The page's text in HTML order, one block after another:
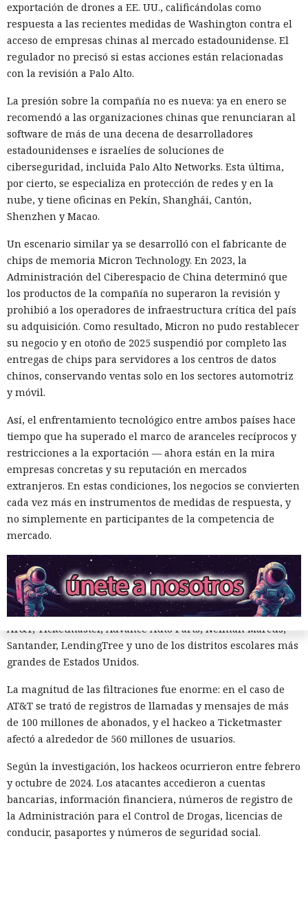
exportación de drones a EE. UU., calificándolas como
respuesta a las recientes medidas de Washington contra el
acceso de empresas chinas al mercado estadounidense. El
regulador no precisó si estas acciones están relacionadas
con la revisión a Palo Alto.
La presión sobre la compañía no es nueva: ya en enero se
recomendó a las organizaciones chinas que renunciaran al
software de más de una decena de desarrolladores
estadounidenses e israelíes de soluciones de
ciberseguridad, incluida Palo Alto Networks. Esta última,
por cierto, se especializa en protección de redes y en la
nube, y tiene oficinas en Pekín, Shanghái, Cantón,
Shenzhen y Macao.
Un escenario similar ya se desarrolló con el fabricante de
chips de memoria Micron Technology. En 2023, la
Administración del Ciberespacio de China determinó que
los productos de la compañía no superaron la revisión y
prohibió a los operadores de infraestructura crítica del país
su adquisición. Como resultado, Micron no pudo restablecer
su negocio y en otoño de 2025 suspendió por completo las
entregas de chips para servidores a los centros de datos
chinos, conservando ventas solo en los sectores automotriz
y móvil.
Así, el enfrentamiento tecnológico entre ambos países hace
tiempo que ha superado el marco de aranceles recíprocos y
restricciones a la exportación — ahora están en la mira
empresas concretas y su reputación en mercados
extranjeros. En estas condiciones, los negocios se convierten
cada vez más en instrumentos de medidas de respuesta, y
no simplemente en participantes de la competencia de
mercado.
El sonado hackeo a Snowflake
no quedó impune: detenido el
autor, ya espera sentencia en
10:34 / 07.08.2026
Hombre podría afrontar hasta 32 años de prisión por filtrar
secretos de 165 empresas.
El canadiense Connor Riley Muka ganó dinero durante
de ser detenido y entregado a la justicia estadounidense por
uno de los mayores hackeos de los últimos años — ataque a
la plataforma en la nube Snowflake.
Muka, de 26 años, se declaró culpable de cargos de fraude
informático y telefónico, robo agravado de datos personales
y conspiración en un tribunal federal del estado de
Washington. Su sentencia se dictará el 27 de octubre; la
Muka y sus cómplices utilizaron credenciales robadas para
acceder a cuentas de Snowflake y robaron información de al
menos 165 empresas. Entre las afectadas se encuentran
AT&T, Ticketmaster, Advance Auto Parts, Neiman Marcus,
Santander, LendingTree y uno de los distritos escolares más
grandes de Estados Unidos.
La magnitud de las filtraciones fue enorme: en el caso de
AT&T se trató de registros de llamadas y mensajes de más
de 100 millones de abonados, y el hackeo a Ticketmaster
afectó a alrededor de 560 millones de usuarios.
Según la investigación, los hackeos ocurrieron entre febrero
y octubre de 2024. Los atacantes accedieron a cuentas
bancarias, información financiera, números de registro de
la Administración para el Control de Drogas, licencias de
conducir, pasaportes y números de seguridad social.